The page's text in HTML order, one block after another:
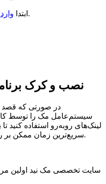
ابتدا تا بتوانید دیدگاهی ارسال کنید.
نصب و کرک
در صورتی که قصد
سیستم‌عامل مک را توسط
لینک‌های رو‌به‌رو استفاده کنید
سریع‌ترین زمان ممکن بر روی سیستم شما نصب و کرک شود.
سایت تخصصی مک نید اولین